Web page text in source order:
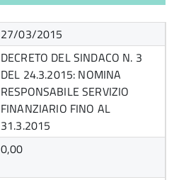
27/03/2015
DECRETO DEL SINDACO N. 3
DEL 24.3.2015: NOMINA
RESPONSABILE SERVIZIO
FINANZIARIO FINO AL
31.3.2015
0,00